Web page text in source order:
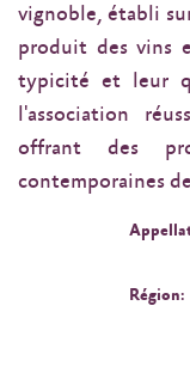
vignoble, établi
produit des vins
typicité et leur
l'association
offrant des
contemporaines
Région: